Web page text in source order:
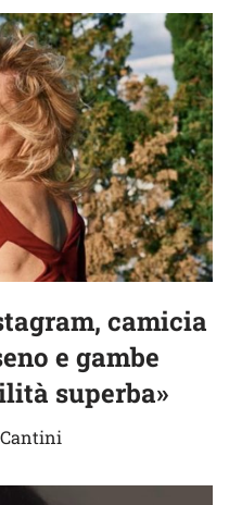
camicia
e gambe
superba»